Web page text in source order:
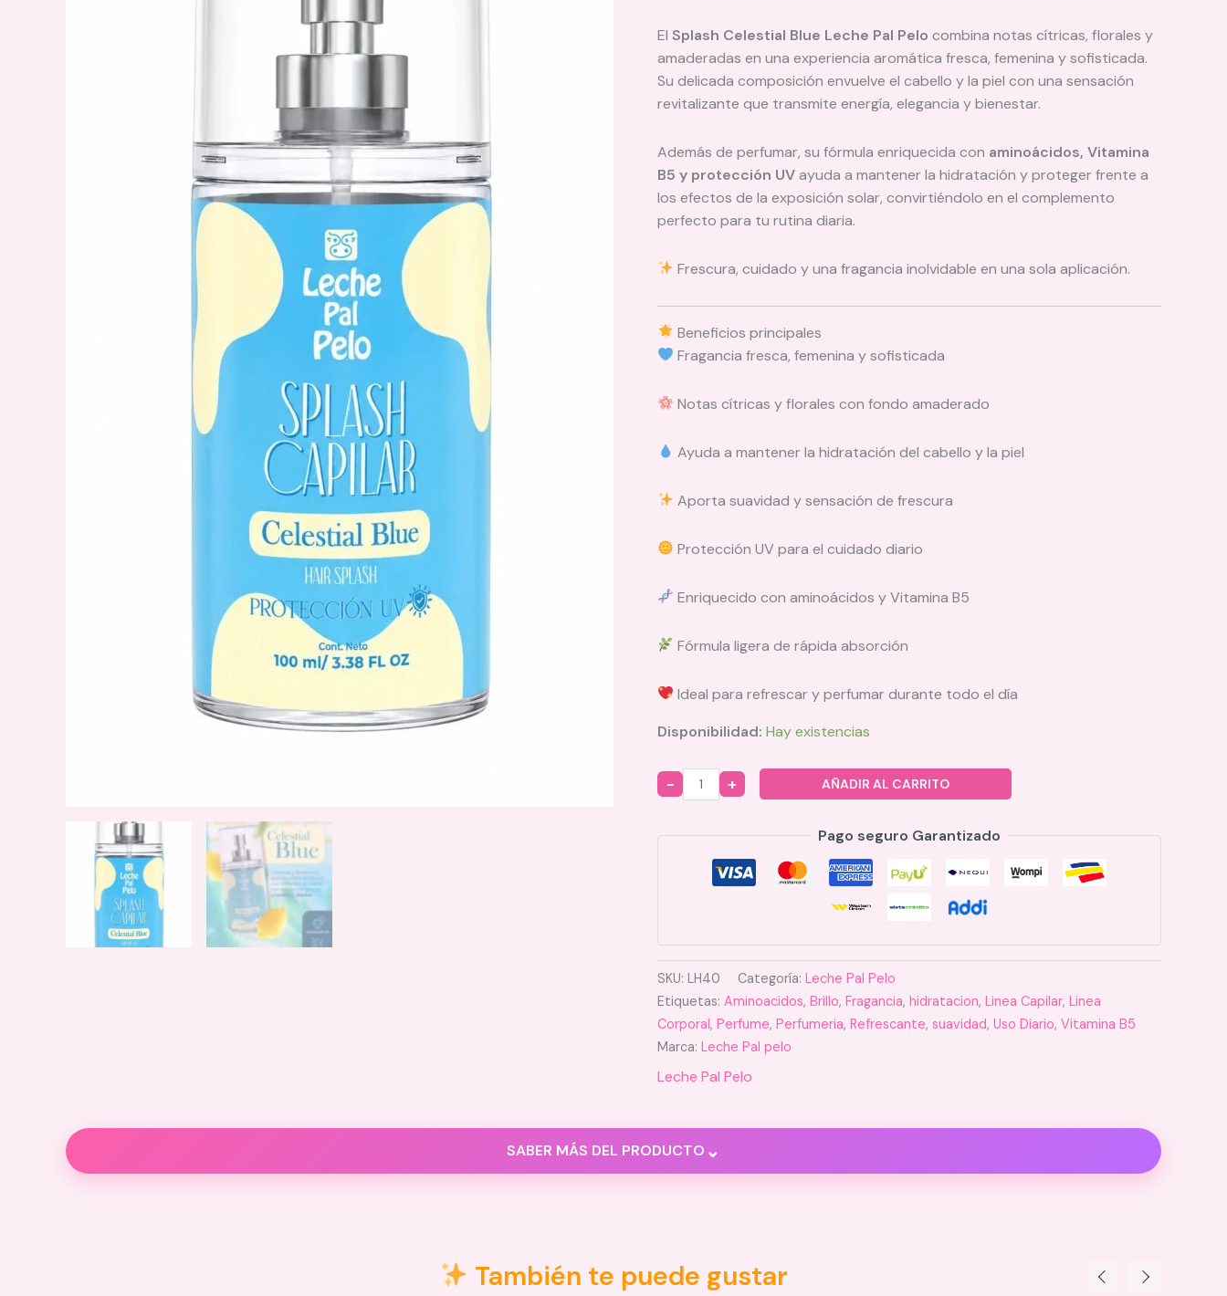
El Splash Celestial Blue Leche Pal Pelo combina notas cítricas, florales y
amaderadas en una experiencia aromática fresca, femenina y sofisticada.
Su delicada composición envuelve el cabello y la piel con una sensación
revitalizante que transmite energía, elegancia y bienestar.
Además de perfumar, su fórmula enriquecida con aminoácidos, Vitamina
B5 y protección UVayuda a mantener la hidratación y proteger frente a
los efectos de la exposición solar, convirtiéndolo en el complemento
perfecto para tu rutina diaria.
Frescura, cuidado y una fragancia inolvidable en una sola aplicación.
Beneficios principales
Fragancia fresca, femenina y sofisticada
Notas cítricas y florales con fondo amaderado
Ayuda a mantener la hidratación del cabello y la piel
Aporta suavidad y sensación de frescura
Protección UV para el cuidado diario
Enriquecido con aminoácidos y Vitamina B5
Fórmula ligera de rápida absorción
Ideal para refrescar y perfumar durante todo el día
Disponibilidad: Hay existencias
Quantity
AÑADIR AL CARRITO
Pago seguro Garantizado
SKU: LH40 Categoría: Leche Pal Pelo
Etiquetas: Aminoacidos, Brillo, Fragancia, hidratacion, Linea Capilar, Linea
Corporal, Perfume, Perfumeria, Refrescante, suavidad, Uso Diario, Vitamina B5
Marca: Leche Pal pelo
Leche Pal Pelo
SABER MÁS DEL PRODUCTO ⌄
También te puede gustar